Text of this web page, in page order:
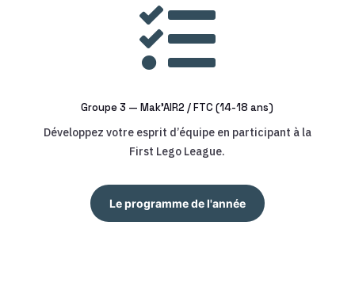

Groupe 3 — Mak’AIR2 / FTC (14-18 ans)
Développez votre esprit d’équipe en participant à la
First Lego League.
Le programme de l'année